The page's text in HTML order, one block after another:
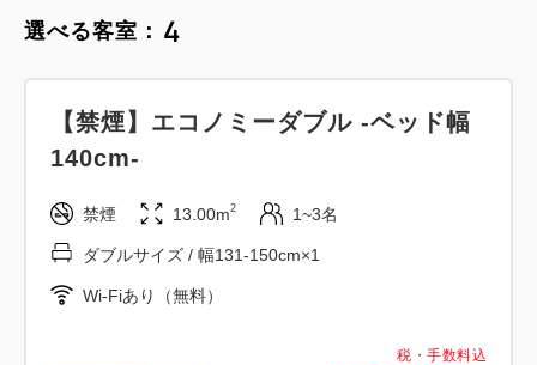
選べる客室： 4
税・手数料込
【禁煙】エコノミーダブル -ベッド幅
140cm-
禁煙 13.00m2 1~3名
ダブルサイズ / 幅131-150cm×1
Wi-Fiあり（無料）